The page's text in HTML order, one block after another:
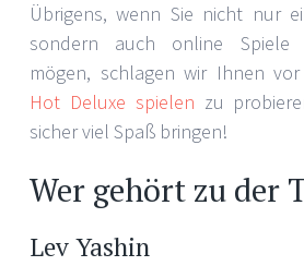
Übrigens, wenn Sie nicht nur
sondern auch online Spiele
mögen, schlagen wir Ihnen vor
Hot Deluxe spielen zu
sicher viel Spaß bringen!
Wer gehört zu der
Lev Yashin